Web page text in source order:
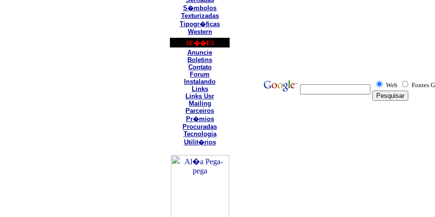
S�mbolos
Texturizadas
Tipogr�ficas
Western
SE��ES
Anuncie
Boletins
Contato
Forum
Instalando
Links
Links Usr
Mailing
Parceiros
Pr�mios
Procuradas
Tecnologia
Utilit�rios
Web Fontes